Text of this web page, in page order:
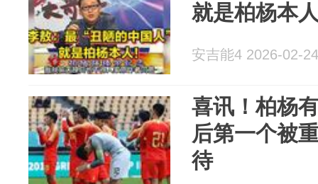
就是柏杨本
安吉能4 2026-02-24
喜讯！柏杨
后第一个被
待